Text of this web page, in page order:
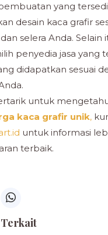
yang
desain kaca grafir
selera Anda. Selain
penyedia jasa yang
didapatkan sesuai
untuk
kaca grafir unik,
untuk informasi
terbaik.